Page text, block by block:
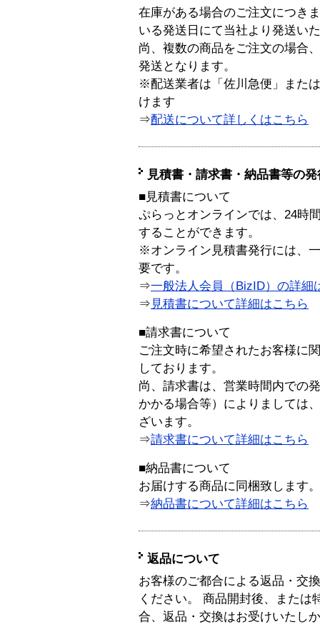
在庫がある場合のご注文につき
いる発送日にて当社より発送い
尚、複数の商品をご注文の場合
発送となります。
※配送業者は「佐川急便」また
けます
⇒配送について詳しくはこちら
見積書・請求書・納品書等の
■見積書について
ぷらっとオンラインでは、24時
することができます。
※オンライン見積書発行には、
要です。
⇒一般法人会員（BizID）の詳細
⇒ 見積書について詳細はこちら
■請求書について
ご注文時に希望されたお客様に
しております。
尚、請求書は、営業時間内での
かかる場合等）によりましては
ざいます。
⇒請求書について詳細はこちら
■納品書について
お届けする商品に同梱致します。
⇒納品書について詳細はこちら
返品について
お客様のご都合による返品・交
ください。 商品開封後、または
合、返品・交換はお受けいたし